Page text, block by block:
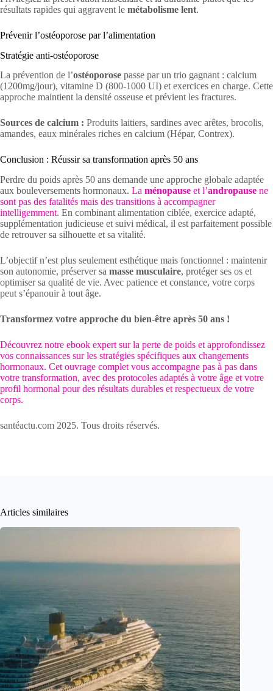
résultats rapides qui aggravent le métabolisme lent.
Prévenir l’ostéoporose par l’alimentation
Stratégie anti-ostéoporose
La prévention de l’ostéoporose passe par un trio gagnant : calcium
(1200mg/jour), vitamine D (800-1000 UI) et exercices en charge. Cette
approche maintient la densité osseuse et prévient les fractures.
Sources de calcium : Produits laitiers, sardines avec arêtes, brocolis,
amandes, eaux minérales riches en calcium (Hépar, Contrex).
Conclusion : Réussir sa transformation après 50 ans
Perdre du poids après 50 ans demande une approche globale adaptée
aux bouleversements hormonaux. La ménopause et l’andropause ne
sont pas des fatalités mais des transitions à accompagner
intelligemment. En combinant alimentation ciblée, exercice adapté,
supplémentation judicieuse et suivi médical, il est parfaitement possible
de retrouver sa silhouette et sa vitalité.
L’objectif n’est plus seulement esthétique mais fonctionnel : maintenir
son autonomie, préserver sa masse musculaire, protéger ses os et
optimiser sa qualité de vie. Avec patience et constance, votre corps
peut s’épanouir à tout âge.
Transformez votre approche du bien-être après 50 ans !
Découvrez notre ebook expert sur la perte de poids et approfondissez
vos connaissances sur les stratégies spécifiques aux changements
hormonaux. Cet ouvrage complet vous accompagne pas à pas dans
votre transformation, avec des protocoles adaptés à votre âge et votre
profil hormonal pour des résultats durables et respectueux de votre
corps.
santéactu.com 2025. Tous droits réservés.
Articles similaires